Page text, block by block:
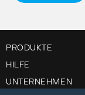
PRODUKTE
HILFE
UNTERNEHMEN